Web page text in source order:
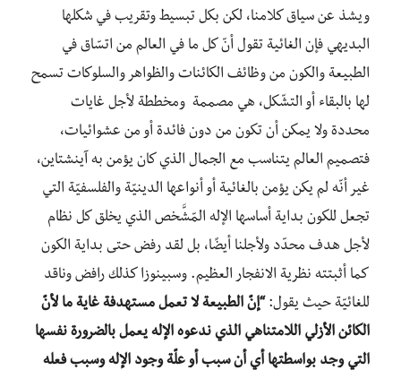
ويشذ عن سياق كلامنا، لكن بكل تبسيط وتقريب في شكلها
البديهي فإن الغائية تقول أنّ كل ما في العالم من اتسّاق في
الطبيعة والكون من وظائف الكائنات والظواهر والسلوكات تسمح
لها بالبقاء أو التشّكل، هي مصممة ومخططة لأجل غايات
محددة ولا يمكن أن تكون من دون فائدة أو من عشوائيات،
فتصميم العالم يتناسب مع الجمال الذي كان يؤمن به آينشتاين،
غير أنّه لم يكن يؤمن بالغائية أو أنواعها الدينيّة والفلسفيّة التي
تجعل للكون بداية أساسها الإله المّشَّخص الذي يخلق كل نظام
لأجل هدف محدّد ولأجلنا أيضًا، بل لقد رفض حتى بداية الكون
كما أثبتته نظرية الانفجار العظيم. وسبينوزا كذلك رافض وناقد
للغائيّة حيث يقول: “إنّ الطبيعة لا تعمل مستهدفة غاية ما لأنّ
الكائن الأزلي اللامتناهي الذي ندعوه الإله يعمل بالضرورة نفسها
التي وجد بواسطتها أي أن سبب أو علّة وجود الإله وسبب فعله